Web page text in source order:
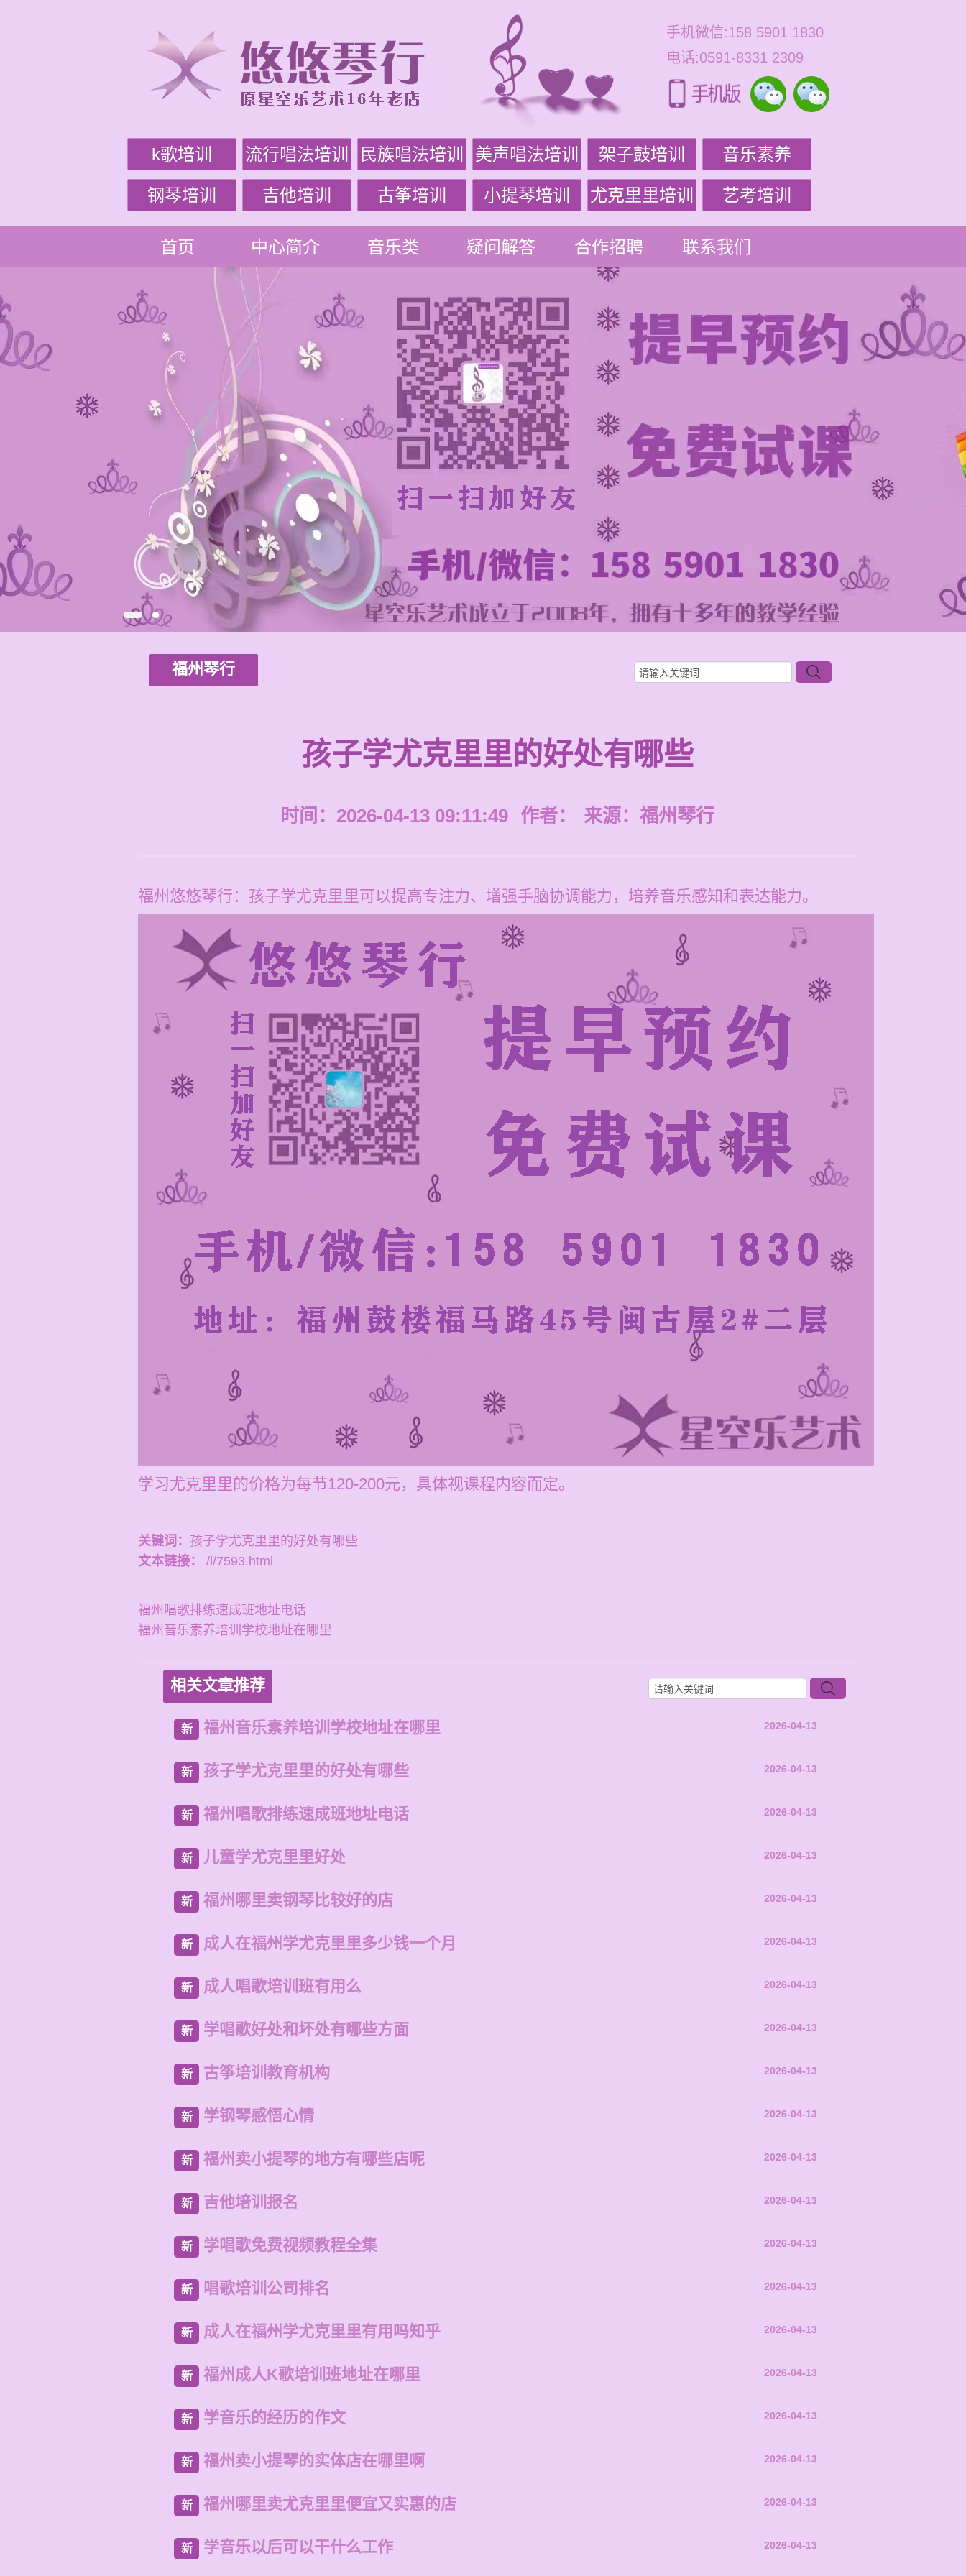
手机微信:158 5901 1830
电话:0591-8331 2309
k歌培训 流行唱法培训 民族唱法培训 美声唱法培训 架子鼓培训 音乐素养
钢琴培训 吉他培训 古筝培训 小提琴培训 尤克里里培训 艺考培训
首页 中心简介 音乐类 疑问解答 合作招聘 联系我们
福州琴行
孩子学尤克里里的好处有哪些
时间：2026-04-13 09:11:49 作者： 来源： 福州琴行
福州悠悠琴行：孩子学尤克里里可以提高专注力、增强手脑协调能力，培养音乐感知和表达能力。
学习尤克里里的价格为每节120-200元，具体视课程内容而定。
关键词： 孩子学尤克里里的好处有哪些
文本链接：
/l/7593.html
福州唱歌排练速成班地址电话
福州音乐素养培训学校地址在哪里
相关文章推荐
新 福州音乐素养培训学校地址在哪里 2026-04-13
新 孩子学尤克里里的好处有哪些 2026-04-13
新 福州唱歌排练速成班地址电话 2026-04-13
新 儿童学尤克里里好处 2026-04-13
新 福州哪里卖钢琴比较好的店 2026-04-13
新 成人在福州学尤克里里多少钱一个月 2026-04-13
新 成人唱歌培训班有用么 2026-04-13
新 学唱歌好处和坏处有哪些方面 2026-04-13
新 古筝培训教育机构 2026-04-13
新 学钢琴感悟心情 2026-04-13
新 福州卖小提琴的地方有哪些店呢 2026-04-13
新 吉他培训报名 2026-04-13
新 学唱歌免费视频教程全集 2026-04-13
新 唱歌培训公司排名 2026-04-13
新 成人在福州学尤克里里有用吗知乎 2026-04-13
新 福州成人K歌培训班地址在哪里 2026-04-13
新 学音乐的经历的作文 2026-04-13
新 福州卖小提琴的实体店在哪里啊 2026-04-13
新 福州哪里卖尤克里里便宜又实惠的店 2026-04-13
新 学音乐以后可以干什么工作 2026-04-13